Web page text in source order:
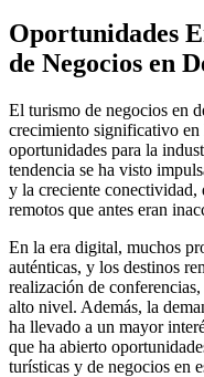
Oportunidades
de Negocios en
El turismo de negocios en
crecimiento significativo en
oportunidades para la
tendencia se ha visto
y la creciente conectividad,
remotos que antes eran
En la era digital, muchos
auténticas, y los destinos
realización de
alto nivel. Además, la
ha llevado a un mayor
que ha abierto
turísticas y de negocios en